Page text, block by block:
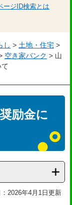
ージID検索とは
し > 土地・住宅 >
空き家バンク > 山
励金に
2026年4月1日更新